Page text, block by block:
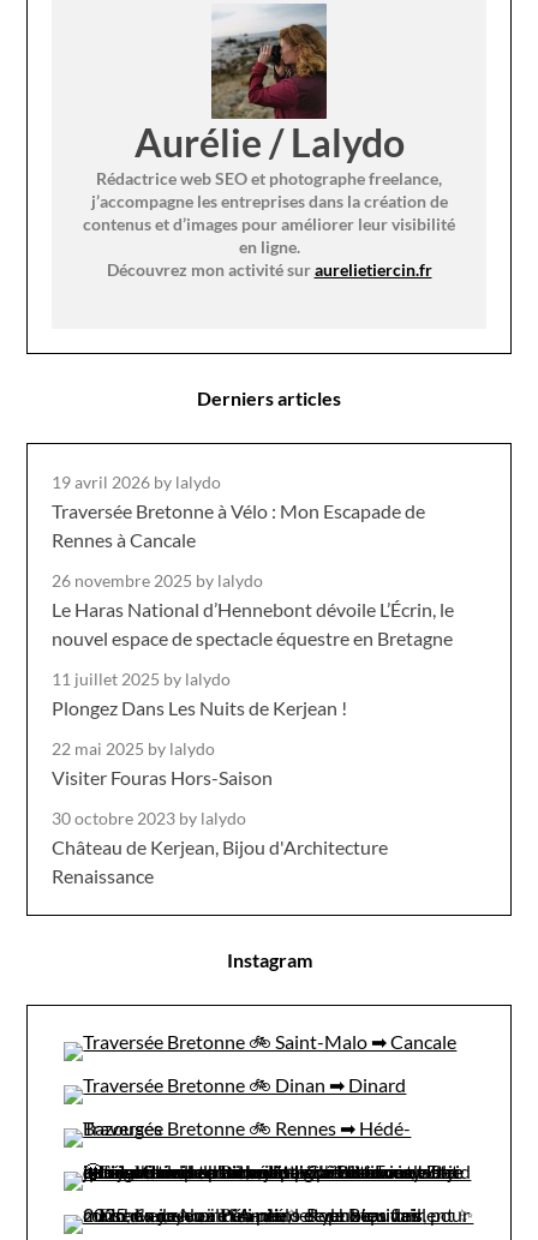
Aurélie / Lalydo
Rédactrice web SEO et photographe freelance,
j’accompagne les entreprises dans la création de
contenus et d’images pour améliorer leur visibilité
en ligne.
Découvrez mon activité suraurelietiercin.fr
Derniers articles
19 avril 2026 by lalydo
Traversée Bretonne à Vélo : Mon Escapade de
Rennes à Cancale
26 novembre 2025 by lalydo
Le Haras National d’Hennebont dévoile L’Écrin, le
nouvel espace de spectacle équestre en Bretagne
11 juillet 2025 by lalydo
Plongez Dans Les Nuits de Kerjean !
22 mai 2025 by lalydo
Visiter Fouras Hors-Saison
30 octobre 2023 by lalydo
Château de Kerjean, Bijou d'Architecture
Renaissance
Instagram